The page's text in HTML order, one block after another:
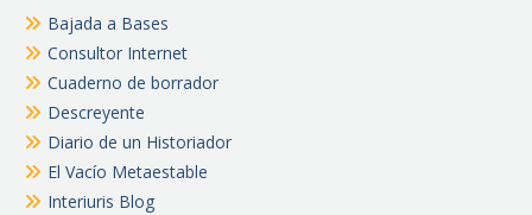
Bajada a Bases
Consultor Internet
Cuaderno de borrador
Descreyente
Diario de un Historiador
El Vacío Metaestable
Interiuris Blog